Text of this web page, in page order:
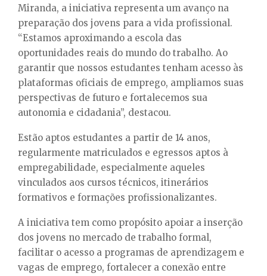
Miranda, a iniciativa representa um avanço na
preparação dos jovens para a vida profissional.
“Estamos aproximando a escola das
oportunidades reais do mundo do trabalho. Ao
garantir que nossos estudantes tenham acesso às
plataformas oficiais de emprego, ampliamos suas
perspectivas de futuro e fortalecemos sua
autonomia e cidadania”, destacou.
Estão aptos estudantes a partir de 14 anos,
regularmente matriculados e egressos aptos à
empregabilidade, especialmente aqueles
vinculados aos cursos técnicos, itinerários
formativos e formações profissionalizantes.
A iniciativa tem como propósito apoiar a inserção
dos jovens no mercado de trabalho formal,
facilitar o acesso a programas de aprendizagem e
vagas de emprego, fortalecer a conexão entre